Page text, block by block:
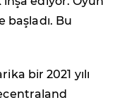
başladı. Bu
bir 2021 yılı